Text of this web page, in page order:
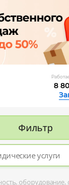
8
Фильтр
оборудование,